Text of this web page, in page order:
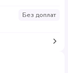
Без доплат